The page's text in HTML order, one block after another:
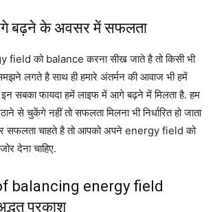
बढ़ने के अवसर में सफलता
field को balance करना सीख जाते है तो किसी भी
लगते है साथ ही हमारे अंतर्मन की आवाज भी हमें
इन सबका फायदा हमें लाइफ में आगे बढ़ने में मिलता है. हम
से चुकेंगे नहीं तो सफलता मिलना भी निर्धारित हो जाता
सफलता चाहते है तो आपको अपने energy field को
देना चाहिए.
balancing energy field
प्रकाश